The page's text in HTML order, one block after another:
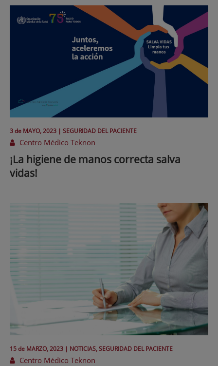
3 de MAYO, 2023 | SEGURIDAD DEL PACIENTE
Centro Médico Teknon
¡La higiene de manos correcta salva
vidas!
15 de MARZO, 2023 | NOTICIAS, SEGURIDAD DEL PACIENTE
Centro Médico Teknon